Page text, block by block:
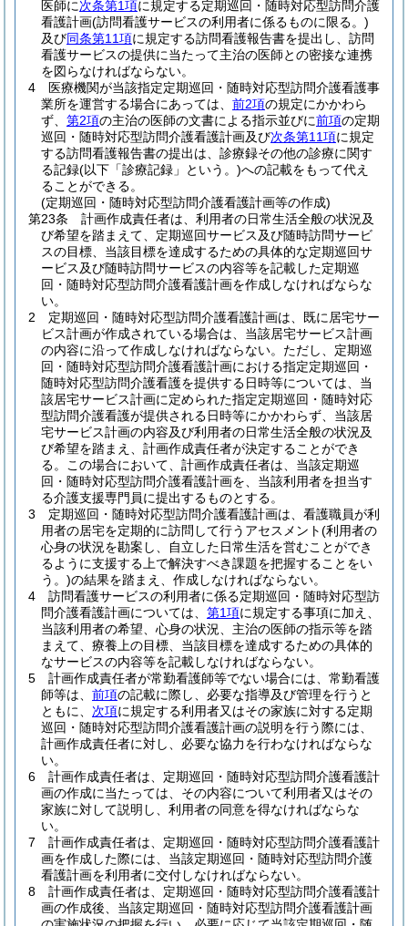
医師に次条第1項に規定する定期巡回・随時対応型訪問介護
看護計画(訪問看護サービスの利用者に係るものに限る。)
及び同条第11項に規定する訪問看護報告書を提出し、訪問
看護サービスの提供に当たって主治の医師との密接な連携
を図らなければならない。
4
医療機関が当該指定定期巡回・随時対応型訪問介護看護事
業所を運営する場合にあっては、 前2項の規定にかかわら
ず、 第2項の主治の医師の文書による指示並びに前項の定期
巡回・随時対応型訪問介護看護計画及び次条第11項に規定
する訪問看護報告書の提出は、診療録その他の診療に関す
る記録(以下「診療記録」という。)への記載をもって代え
ることができる。
(定期巡回・随時対応型訪問介護看護計画等の作成)
第23条
計画作成責任者は、利用者の日常生活全般の状況及
び希望を踏まえて、定期巡回サービス及び随時訪問サービ
スの目標、当該目標を達成するための具体的な定期巡回サ
ービス及び随時訪問サービスの内容等を記載した定期巡
回・随時対応型訪問介護看護計画を作成しなければならな
い。
2
定期巡回・随時対応型訪問介護看護計画は、既に居宅サー
ビス計画が作成されている場合は、当該居宅サービス計画
の内容に沿って作成しなければならない。 ただし、定期巡
回・随時対応型訪問介護看護計画における指定定期巡回・
随時対応型訪問介護看護を提供する日時等については、当
該居宅サービス計画に定められた指定定期巡回・随時対応
型訪問介護看護が提供される日時等にかかわらず、当該居
宅サービス計画の内容及び利用者の日常生活全般の状況及
び希望を踏まえ、計画作成責任者が決定することができ
る。
この場合において、計画作成責任者は、当該定期巡
回・随時対応型訪問介護看護計画を、当該利用者を担当す
る介護支援専門員に提出するものとする。
3
定期巡回・随時対応型訪問介護看護計画は、看護職員が利
用者の居宅を定期的に訪問して行うアセスメント(利用者の
心身の状況を勘案し、自立した日常生活を営むことができ
るように支援する上で解決すべき課題を把握することをい
う。)の結果を踏まえ、作成しなければならない。
4
訪問看護サービスの利用者に係る定期巡回・随時対応型訪
問介護看護計画については、 第1項に規定する事項に加え、
当該利用者の希望、心身の状況、主治の医師の指示等を踏
まえて、療養上の目標、当該目標を達成するための具体的
なサービスの内容等を記載しなければならない。
5
計画作成責任者が常勤看護師等でない場合には、常勤看護
師等は、 前項の記載に際し、必要な指導及び管理を行うと
ともに、 次項に規定する利用者又はその家族に対する定期
巡回・随時対応型訪問介護看護計画の説明を行う際には、
計画作成責任者に対し、必要な協力を行わなければならな
い。
6
計画作成責任者は、定期巡回・随時対応型訪問介護看護計
画の作成に当たっては、その内容について利用者又はその
家族に対して説明し、利用者の同意を得なければならな
い。
7
計画作成責任者は、定期巡回・随時対応型訪問介護看護計
画を作成した際には、当該定期巡回・随時対応型訪問介護
看護計画を利用者に交付しなければならない。
8
計画作成責任者は、定期巡回・随時対応型訪問介護看護計
画の作成後、当該定期巡回・随時対応型訪問介護看護計画